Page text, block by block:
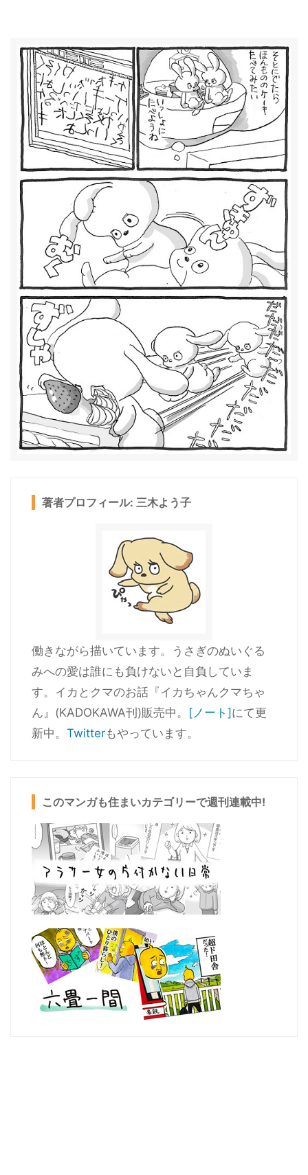
著者プロフィール: 三木よう子
働きながら描いています。うさぎのぬいぐる
みへの愛は誰にも負けないと自負していま
す。イカとクマのお話『イカちゃんクマちゃ
ん』(KADOKAWA刊)販売中。
[ノート] にて更
新中。 Twitterもやっています。
このマンガも住まいカテゴリーで週刊連載中!